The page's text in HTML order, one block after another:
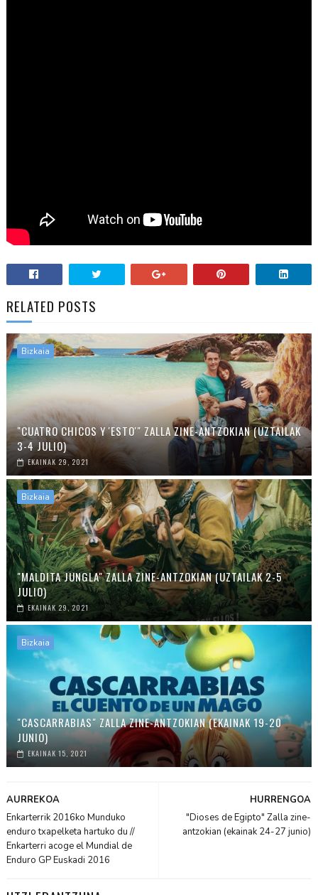
RELATED POSTS
Bizkaia
"CUATRO CHICOS Y 'ESTO'" ZALLA ZINE-ANTZOKIAN (UZTAILAK
3-4 JULIO)
EKAINAK 29, 2021
Bizkaia
"MALDITA JUNGLA" ZALLA ZINE-ANTZOKIAN (UZTAILAK 2-5
JULIO)
EKAINAK 29, 2021
Bizkaia
"CASCARRABIAS" ZALLA ZINE-ANTZOKIAN (EKAINAK 19-20
JUNIO)
EKAINAK 15, 2021
HURRENGOA
"Dioses de Egipto" Zalla zine-
antzokian (ekainak 24-27 junio)
AURREKOA
Enkarterrik 2016ko Munduko
enduro txapelketa hartuko du //
Enkarterri acoge el Mundial de
Enduro GP Euskadi 2016